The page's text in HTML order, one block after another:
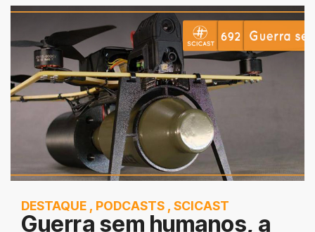
DESTAQUE , PODCASTS , SCICAST
Guerra sem humanos, a